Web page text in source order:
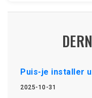
Puis-je installer
2025-10-31